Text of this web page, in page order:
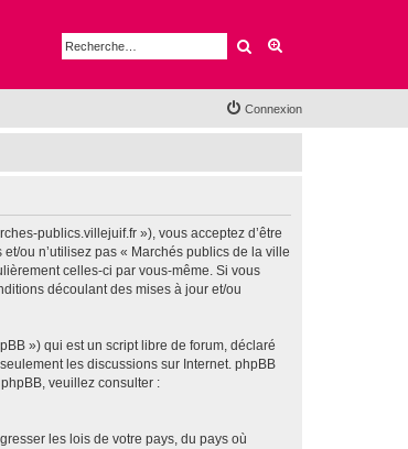
Rechercher
Connexion
publics.villejuif.fr »), vous acceptez d’être
ou n’utilisez pas « Marchés publics de la ville
celles-ci par vous-même. Si vous
découlant des mises à jour et/ou
») qui est un script libre de forum, déclaré
les discussions sur Internet. phpBB
veuillez consulter :
les lois de votre pays, du pays où